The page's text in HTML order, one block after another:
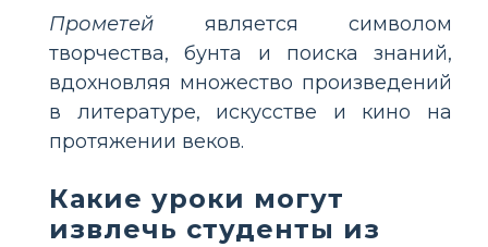
Прометей является символом
творчества, бунта и поиска знаний,
вдохновляя множество произведений
в литературе, искусстве и кино на
протяжении веков.
Какие уроки могут
извлечь студенты из